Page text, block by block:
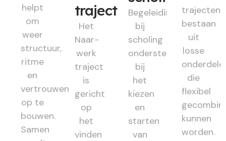
helpt
om
weer
structuur,
ritme
en
vertrouwen
op te
bouwen.
Samen
traject
Het
Naar-
werk
traject
is
gericht
op
het
vinden
Begeleiding
bij
scholing
ondersteunt
bij
het
kiezen
en
starten
van
trajecten
bestaan
uit
losse
die
flexibel
kunnen
worden.